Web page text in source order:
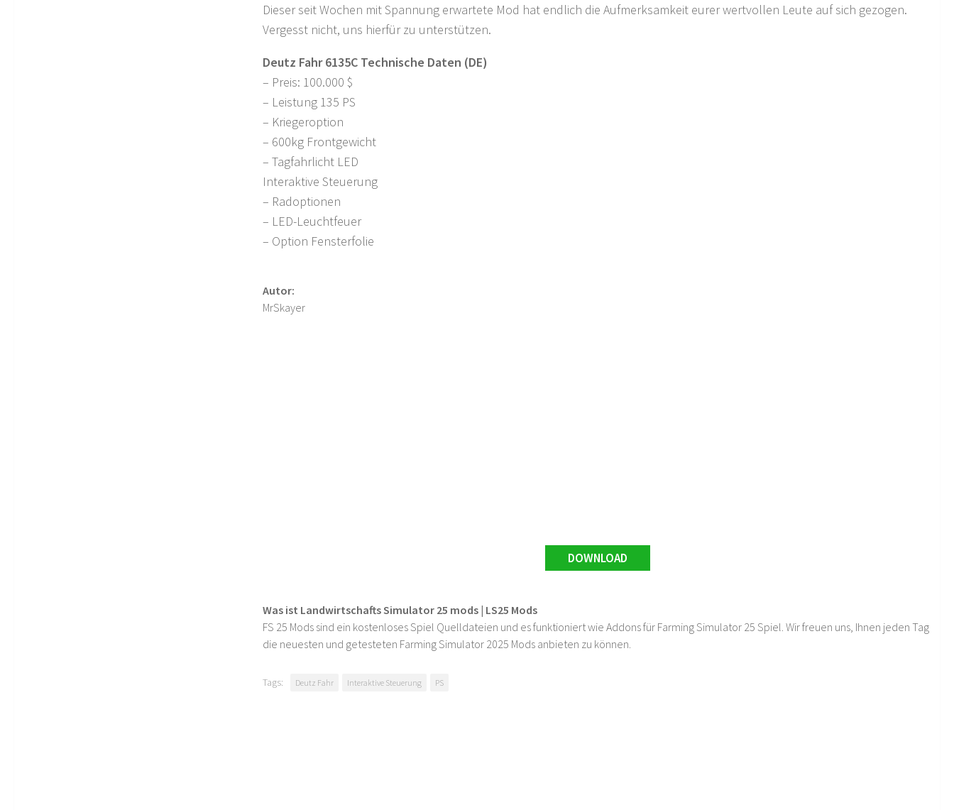
Dieser seit Wochen mit Spannung erwartete Mod hat endlich die Aufmerksamkeit eurer wertvollen Leute auf sich gezogen.
Vergesst nicht, uns hierfür zu unterstützen.
Deutz Fahr 6135C Technische Daten (DE)
– Preis: 100.000 $
– Leistung 135 PS
– Kriegeroption
– 600kg Frontgewicht
– Tagfahrlicht LED
Interaktive Steuerung
– Radoptionen
– LED-Leuchtfeuer
– Option Fensterfolie
Autor:
MrSkayer
DOWNLOAD
Was ist Landwirtschafts Simulator 25 mods | LS25 Mods
FS 25 Mods sind ein kostenloses Spiel Quelldateien und es funktioniert wie Addons für Farming Simulator 25 Spiel. Wir freuen uns, Ihnen jeden Tag
die neuesten und getesteten Farming Simulator 2025 Mods anbieten zu können.
Tags: Deutz Fahr Interaktive Steuerung PS